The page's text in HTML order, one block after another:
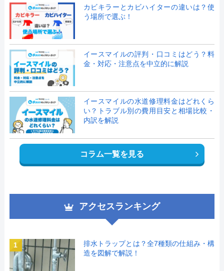
カビキラーとカビハイターの違いは？使
う場所で選ぶ！
イースマイルの評判・口コミはどう？料
金・対応・注意点を中立的に解説
イースマイルの水道修理料金はどれくら
い？トラブル別の費用目安と相場比較・
内訳を解説
コラム一覧を見る
アクセスランキング
1
排水トラップとは？全7種類の仕組み・構
造を図解で解説！